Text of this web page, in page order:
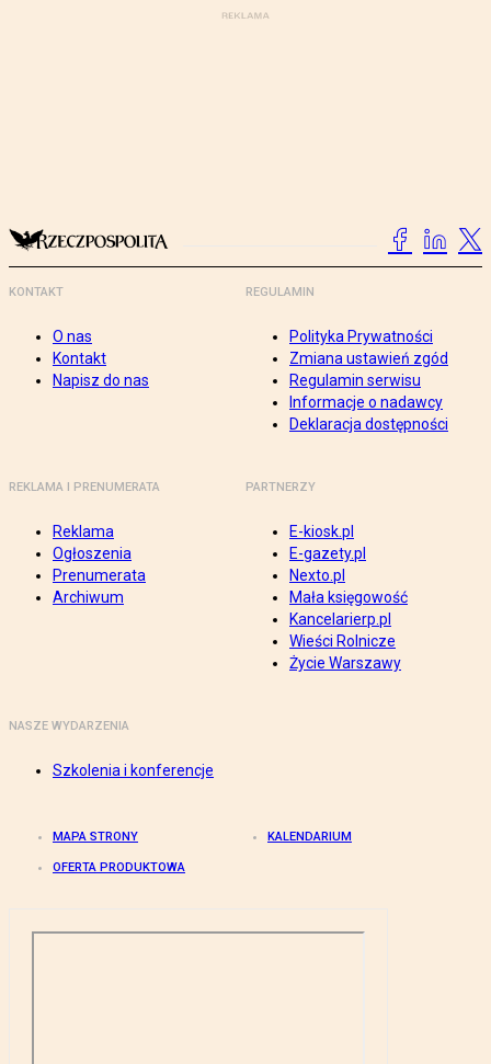
KONTAKT
O nas
Kontakt
Napisz do nas
REGULAMIN
Polityka Prywatności
Zmiana ustawień zgód
Regulamin serwisu
Informacje o nadawcy
Deklaracja dostępności
REKLAMA I PRENUMERATA
Reklama
Ogłoszenia
Prenumerata
Archiwum
PARTNERZY
E-kiosk.pl
E-gazety.pl
Nexto.pl
Mała księgowość
Kancelarierp.pl
Wieści Rolnicze
Życie Warszawy
NASZE WYDARZENIA
Szkolenia i konferencje
MAPA STRONY KALENDARIUM
OFERTA PRODUKTOWA